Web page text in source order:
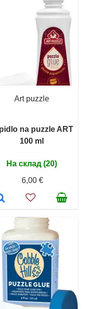
Art puzzle
na puzzle ART
100 ml
На склад (20)
6,00 €